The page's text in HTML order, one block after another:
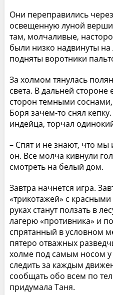
Они переправились
освещенную луной
там, молчаливые,
были низко надвинуты на
подняты воротники
За холмом тянулась
света. В дальней
сторон темными
Боря зачем-то снял
индейца, торчал
– Спят и не знают, что
он. Все молча кивнули
смотреть на белый дом.
Завтра начнется игра.
«трикотажей» с
руках станут ползать в
лагерю «противника» и
спрятанный в условном
пятеро отважных
холме под самым носом у
следить за каждым
сообщать обо всем по
придумала Таня.